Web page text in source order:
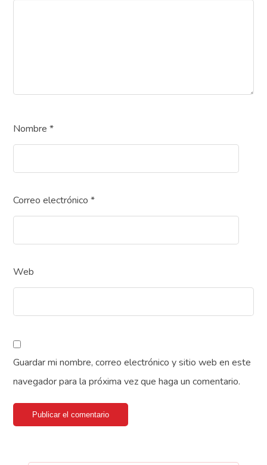
Nombre*
Correo electrónico*
Web
Guardar mi nombre, correo electrónico y sitio web en este
navegador para la próxima vez que haga un comentario.
Publicar el comentario